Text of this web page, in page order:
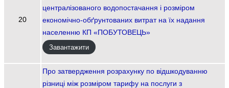
20
централізованого водопостачання і розміром
економічно-обґрунтованих витрат на їх надання
населенню КП «ПОБУТОВЕЦЬ»
Завантажити
Про затвердження розрахунку по відшкодуванню
різниці між розміром тарифу на послуги з